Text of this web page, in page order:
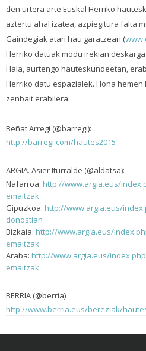
den urtera arte Euskal Herriko
aztertu ahal izatea, azpiegitura falta
Gaindegiak atari hau garatzeari (
Herriko datuak modu irekian
Hala, aurtengo hauteskundeetan,
Herriko datu espazialek. Hona
zenbait erabilera:
Beñat Arregi (@barregi):
http://barregi.com/hautes2015
ARGIA. Asier Iturralde (@aldatsa):
Nafarroa: http://www.argia.eus/
emaitzak
Gipuzkoa: http://www.argia.eus/
donostian
Bizkaia: http://www.argia.eus/
emaitzak
Araba: http://www.argia.eus/
emaitzak
BERRIA (@berria)
http://www.berria.eus/bereziak/